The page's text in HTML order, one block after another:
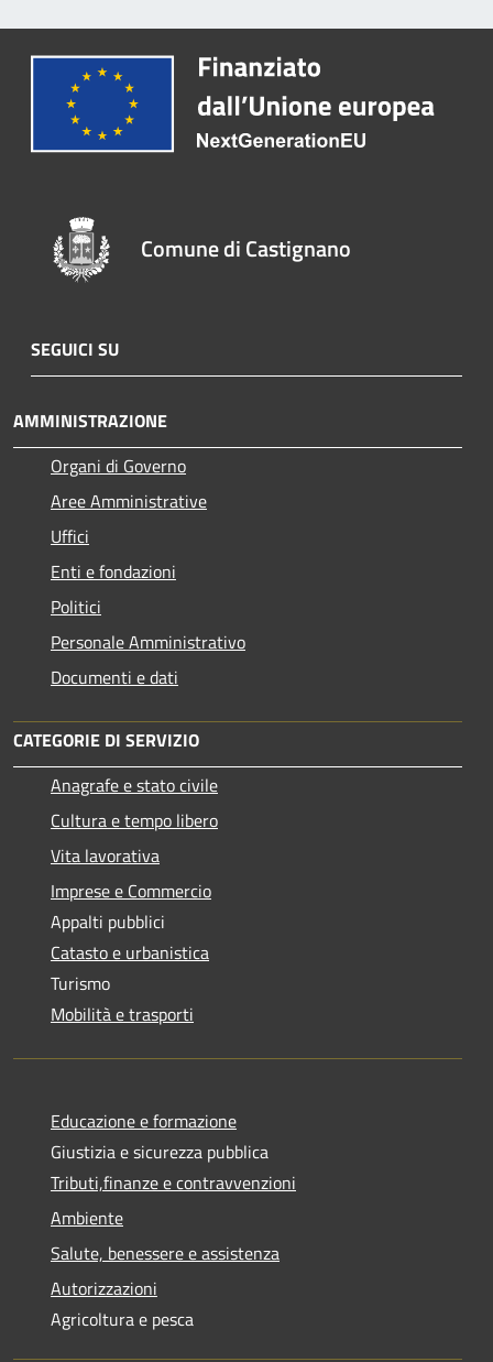
Comune di Castignano
SEGUICI SU
AMMINISTRAZIONE
Organi di Governo
Aree Amministrative
Uffici
Enti e fondazioni
Politici
Personale Amministrativo
Documenti e dati
CATEGORIE DI SERVIZIO
Anagrafe e stato civile
Cultura e tempo libero
Vita lavorativa
Imprese e Commercio
Appalti pubblici
Catasto e urbanistica
Turismo
Mobilità e trasporti
Educazione e formazione
Giustizia e sicurezza pubblica
Tributi,finanze e contravvenzioni
Ambiente
Salute, benessere e assistenza
Autorizzazioni
Agricoltura e pesca